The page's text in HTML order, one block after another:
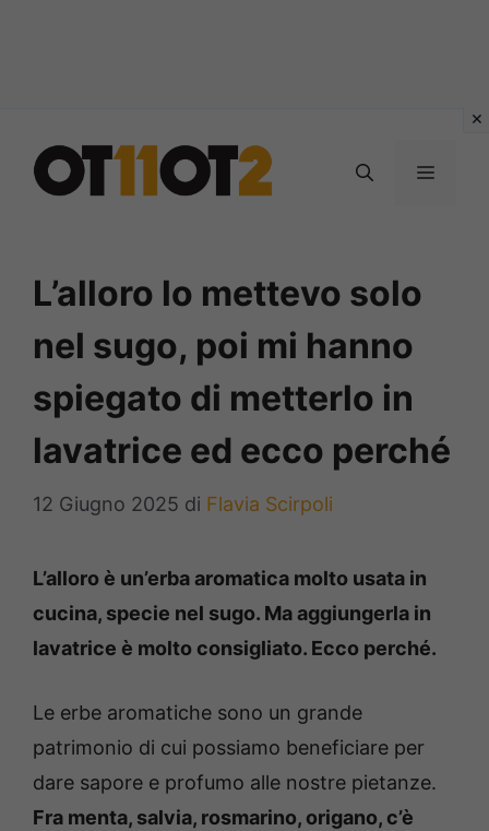
contenuto
MENU
L’alloro lo mettevo solo
nel sugo, poi mi hanno
spiegato di metterlo in
lavatrice ed ecco perché
12 Giugno 2025 di Flavia Scirpoli
L’alloro è un’erba aromatica molto usata in
cucina, specie nel sugo. Ma aggiungerla in
lavatrice è molto consigliato. Ecco perché.
Le erbe aromatiche sono un grande
patrimonio di cui possiamo beneficiare per
dare sapore e profumo alle nostre pietanze.
Fra menta, salvia, rosmarino, origano, c’è